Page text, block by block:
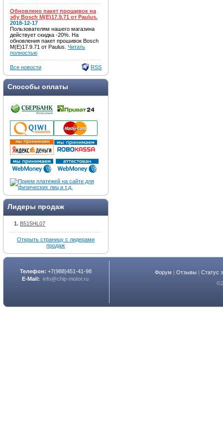
Обновлено пакет прошивок на
эбу Bosch M(E)17.9.71 от Paulus.
2018-12-17
Пользователям нашего магазина
действует скидка -20%. На
обновления пакет прошивок Bosch
M(E)17.9.71 от Paulus. Читать
полностью
Все новости RSS
Способы оплаты
Лидеры продаж
B515HL07
Открыть страницу с лидерами
продаж
Телефон: +7(988)451-41-98
E-Mail: info@chip-motor.ru
Форум |Отзывы |Статус